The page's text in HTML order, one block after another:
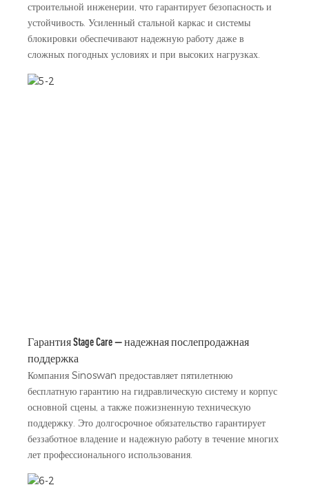
строительной инженерии, что гарантирует безопасность и
устойчивость. Усиленный стальной каркас и системы
блокировки обеспечивают надежную работу даже в
сложных погодных условиях и при высоких нагрузках.
Гарантия Stage Care — надежная послепродажная
поддержка
Компания Sinoswan предоставляет пятилетнюю
бесплатную гарантию на гидравлическую систему и корпус
основной сцены, а также пожизненную техническую
поддержку. Это долгосрочное обязательство гарантирует
беззаботное владение и надежную работу в течение многих
лет профессионального использования.